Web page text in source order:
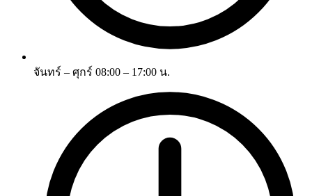
จันทร์ – ศุกร์ 08:00 – 17:00 น.